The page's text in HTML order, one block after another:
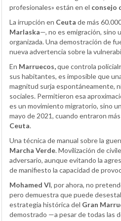
profesionales» están en el consejo
La irrupción en Ceuta de más
Marlaska—, no es emigración, sino
organizada. Una demostración de
nueva advertencia sobre la
En Marruecos,que controla
sus habitantes, es imposible que
magnitud surja espontáneamente,
sociales. Permitieron esa
es un movimiento migratorio, sino
mayo de 2021, cuando entraron
Ceuta.
Una técnica de manual sobre la
Marcha Verde. Movilización de
adversario, aunque evitando la
de manifiesto la capacidad de
Mohamed VI, por ahora, no
pero demuestra que puede
estrategia histórica del Gran
demostrado —a pesar de todas las